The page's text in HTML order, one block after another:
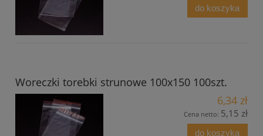
do koszyka
Woreczki torebki strunowe 100x150 100szt.
6,34 zł
Cena netto: 5,15 zł
do koszyka